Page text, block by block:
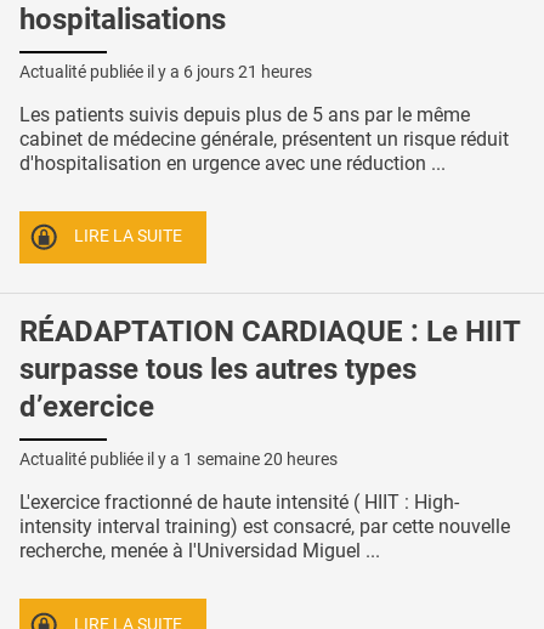
hospitalisations
Actualité publiée il y a 6 jours 21 heures
Les patients suivis depuis plus de 5 ans par le même
cabinet de médecine générale, présentent un risque réduit
d'hospitalisation en urgence avec une réduction ...
LIRE LA SUITE
RÉADAPTATION CARDIAQUE : Le HIIT
surpasse tous les autres types
d’exercice
Actualité publiée il y a 1 semaine 20 heures
L'exercice fractionné de haute intensité ( HIIT : High-
intensity interval training) est consacré, par cette nouvelle
recherche, menée à l'Universidad Miguel ...
LIRE LA SUITE